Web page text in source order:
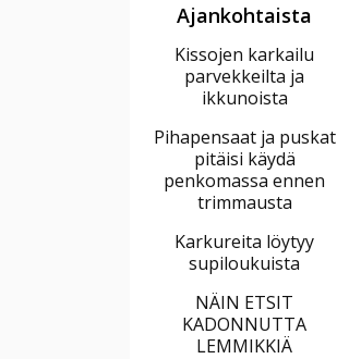
Ajankohtaista
Kissojen karkailu
parvekkeilta ja
ikkunoista
Pihapensaat ja puskat
pitäisi käydä
penkomassa ennen
trimmausta
Karkureita löytyy
supiloukuista
NÄIN ETSIT
KADONNUTTA
LEMMIKKIÄ